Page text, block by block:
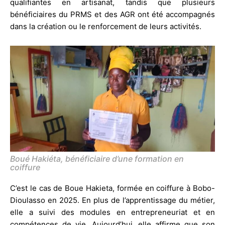
qualifiantes en artisanat, tandis que plusieurs
bénéficiaires du PRMS et des AGR ont été accompagnés
dans la création ou le renforcement de leurs activités.
Boué Hakiéta, bénéficiaire d’une formation en
coiffure
C’est le cas de Boue Hakieta, formée en coiffure à Bobo-
Dioulasso en 2025. En plus de l’apprentissage du métier,
elle a suivi des modules en entrepreneuriat et en